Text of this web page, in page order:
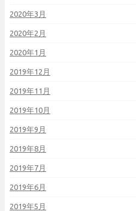
2020年3月
2020年2月
2020年1月
2019年12月
2019年11月
2019年10月
2019年9月
2019年8月
2019年7月
2019年6月
2019年5月